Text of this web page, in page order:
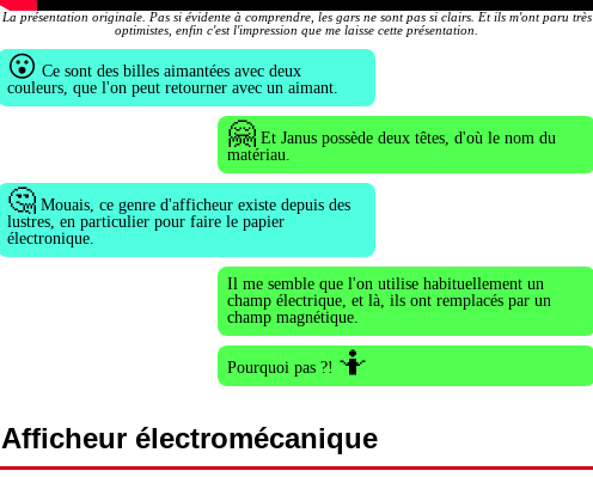
La présentation originale. Pas si évidente à comprendre, les gars ne sont pas si clairs. Et ils m'ont paru très
optimistes, enfin c'est l'impression que me laisse cette présentation.
😮 Ce sont des billes aimantées avec deux
couleurs, que l'on peut retourner avec un aimant.
🤗 Et Janus possède deux têtes, d'où le nom du
matériau.
🤔 Mouais, ce genre d'afficheur existe depuis des
lustres, en particulier pour faire le papier
électronique.
Il me semble que l'on utilise habituellement un
champ électrique, et là, ils ont remplacés par un
champ magnétique.
Pourquoi pas ?! 🤷
Afficheur électromécanique